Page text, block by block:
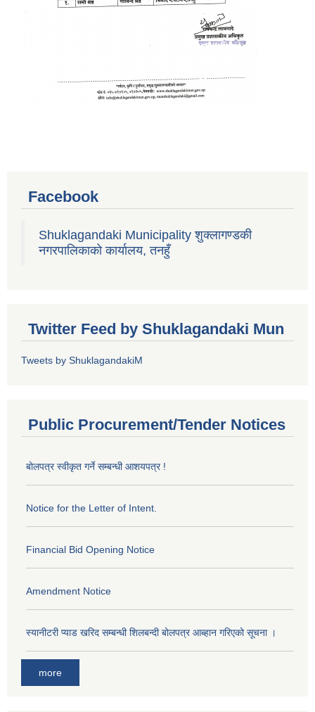
Facebook
Shuklagandaki Municipality शुक्लागण्डकी
नगरपालिकाको कार्यालय, तनहुँ
Twitter Feed by Shuklagandaki Mun
Tweets by ShuklagandakiM
Public Procurement/Tender Notices
बोलपत्र स्वीकृत गर्ने सम्बन्धी आशयपत्र !
Notice for the Letter of Intent.
Financial Bid Opening Notice
Amendment Notice
स्यानीटरी प्याड खरिद सम्बन्धी शिलबन्दी बोलपत्र आब्हान गरिएको सूचना ।
more